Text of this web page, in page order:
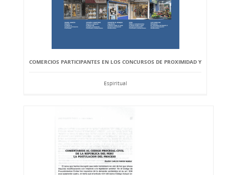
COMERCIOS PARTICIPANTES EN LOS CONCURSOS DE PROXIMIDAD Y
Espiritual